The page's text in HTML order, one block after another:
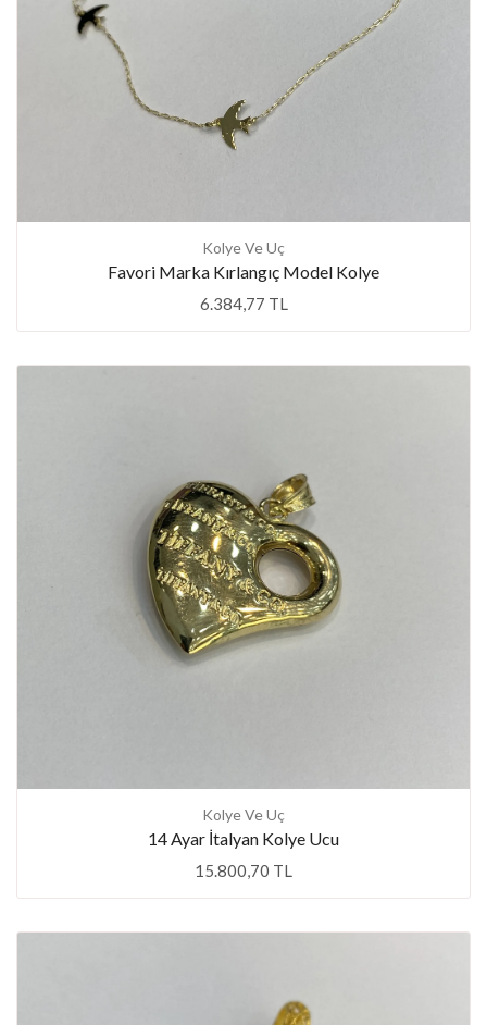
Kolye Ve Uç
Favori Marka Kırlangıç Model Kolye
6.384,77 TL
Kolye Ve Uç
14 Ayar İtalyan Kolye Ucu
15.800,70 TL